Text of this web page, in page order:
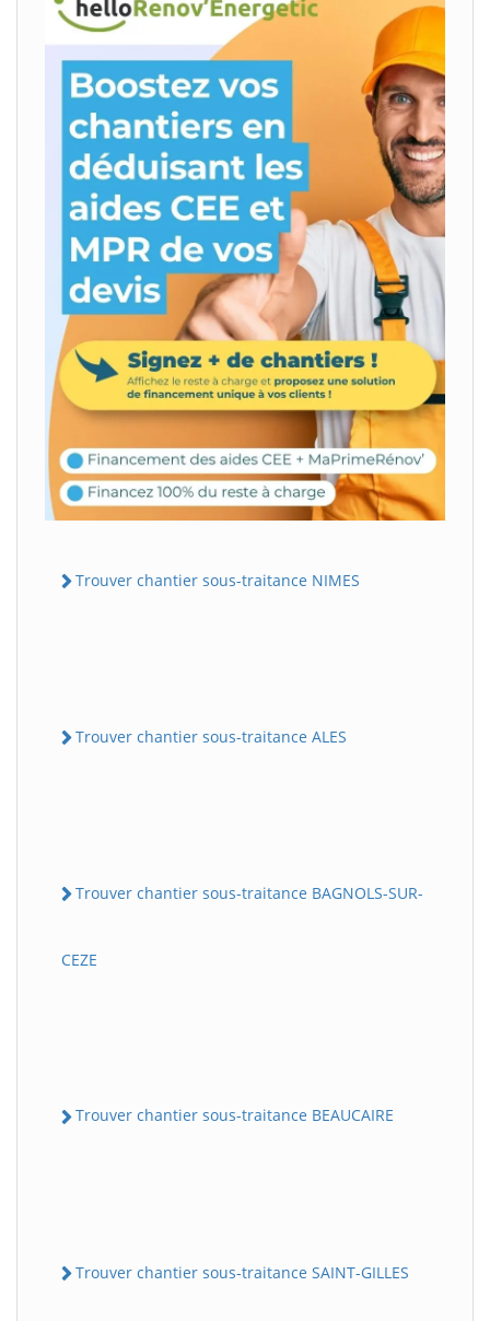
Trouver chantier sous-traitance NIMES
Trouver chantier sous-traitance ALES
Trouver chantier sous-traitance BAGNOLS-SUR-
CEZE
Trouver chantier sous-traitance BEAUCAIRE
Trouver chantier sous-traitance SAINT-GILLES